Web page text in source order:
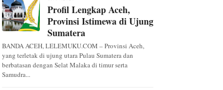
Profil Lengkap Aceh,
Provinsi Istimewa di Ujung
Sumatera
BANDA ACEH, LELEMUKU.COM – Provinsi Aceh,
yang terletak di ujung utara Pulau Sumatera dan
berbatasan dengan Selat Malaka di timur serta
Samudra...